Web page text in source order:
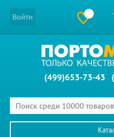
Войти
(499)653-73-43